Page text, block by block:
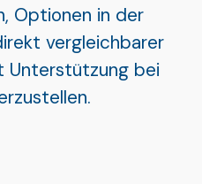
Optionen in der
vergleichbarer
Unterstützung bei